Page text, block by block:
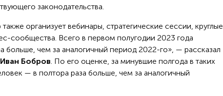
законодательства.
организует вебинары, стратегические сессии, круглые
сообщества. Всего в первом полугодии 2023 года
больше, чем за аналогичный период 2022-го», — рассказал
Иван Бобров . По его оценке, за минувшие полгода в таких
— в полтора раза больше, чем за аналогичный